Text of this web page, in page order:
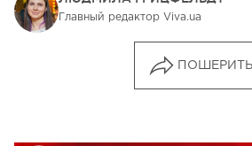
Главный редактор Viva.ua
ПОШЕРИТЬ